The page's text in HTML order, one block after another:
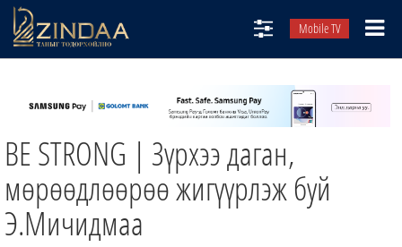
Mobile TV
ТВ8
ӨГЛӨӨНИЙ СОНИН
ЗИНДАА СЭТГҮҮЛ
BE STRONG | Зүрхээ даган,
мөрөөдлөөрөө жигүүрлэж буй
Э.Мичидмаа